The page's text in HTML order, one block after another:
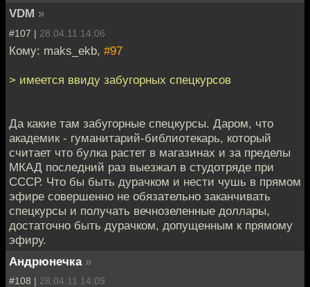
VDM »
#107 | 28.04.11 14:06
Кому: maks_ekb, #97
> имеется ввиду забугорных спецкурсов
Да какие там забугорные спецкурсы. Даром, что
академик - гуманитарий-библиотекарь, который
считает что булка растет в магазинах и за пределы
МКАД последний раз выезжал в студотряде при
СССР. Что бы быть дурачком и нести чушь в прямом
эфире совершенно не обязательно заканчивать
спецкурсы и получать вечнозеленные доллары,
достаточно быть дурачком, допущенным к прямому
эфиру.
Андрюнечка »
#108 | 28.04.11 14:09